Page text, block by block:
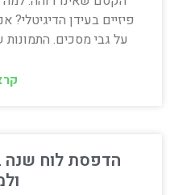
פיזיים בעידן הדיגיטלי?
על גבי מסכים. התמונות
הדפסת לוח שנה